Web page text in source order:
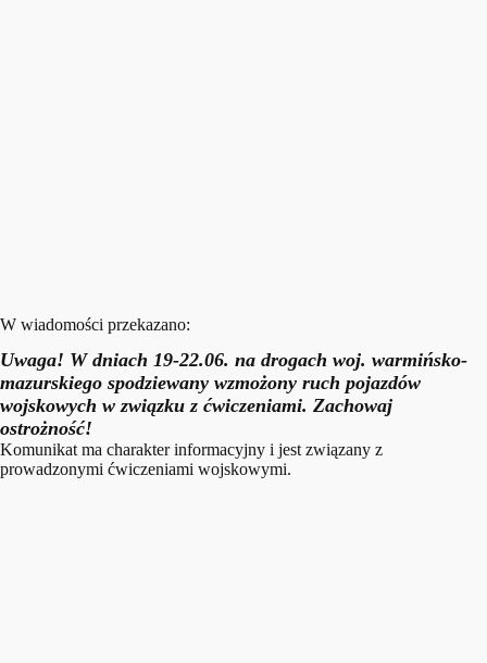
W wiadomości przekazano:
Uwaga! W dniach 19-22.06. na drogach woj. warmińsko-
mazurskiego spodziewany wzmożony ruch pojazdów
wojskowych w związku z ćwiczeniami. Zachowaj
ostrożność!
Komunikat ma charakter informacyjny i jest związany z
prowadzonymi ćwiczeniami wojskowymi.